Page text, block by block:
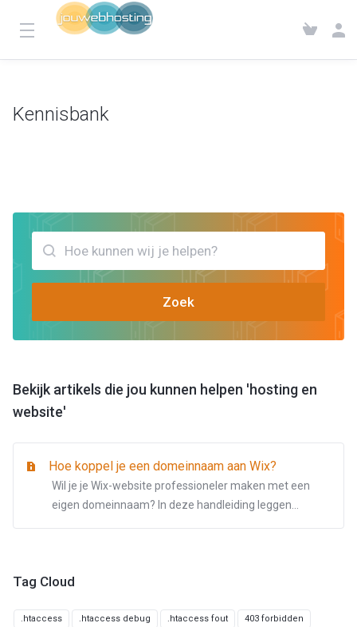
Kennisbank
Zoek
Bekijk artikels die jou kunnen helpen 'hosting en
website'
Hoe koppel je een domeinnaam aan Wix?
Wil je je Wix-website professioneler maken met een
eigen domeinnaam? In deze handleiding leggen...
Tag Cloud
.htaccess .htaccess debug .htaccess fout 403 forbidden